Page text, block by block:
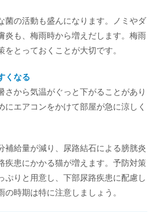
菌の活動も盛んになります。ノミやダ
炎も、梅雨時から増えだします。梅雨
とっておくことが大切です。
くなる
さから気温がぐっと下がることがあり
にエアコンをかけて部屋が急に涼しく
補給量が減り、尿路結石による膀胱炎
疾患にかかる猫が増えます。予防対策
ぷりと用意し、下部尿路疾患に配慮し
時期は特に注意しましょう。